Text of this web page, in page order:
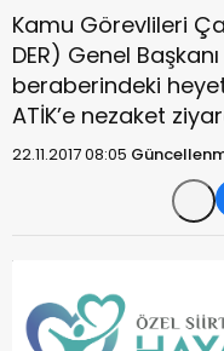
Kamu Görevlileri
DER) Genel
beraberindeki
ATİK’e nezaket
22.11.2017 08:05